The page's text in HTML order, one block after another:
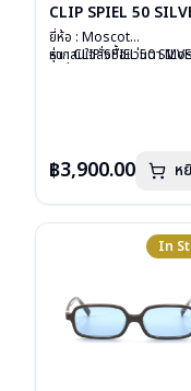
CLIP SPIEL 50
ยี่ห้อ : Moscot
รุ่น : CLIP SPIEL 50
การรับประกัน : 1 ปี
หากสนใจสั่งชื้อแว่นตา
฿3,900.00 ห
In